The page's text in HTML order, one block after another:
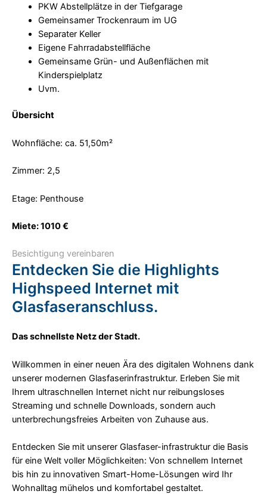
PKW Abstellplätze in der Tiefgarage
Gemeinsamer Trockenraum im UG
Separater Keller
Eigene Fahrradabstellfläche
Gemeinsame Grün- und Außenflächen mit
Kinderspielplatz
Uvm.
Übersicht
Wohnfläche: ca. 51,50m²
Zimmer: 2,5
Etage: Penthouse
Miete: 1010 €
Besichtigung vereinbaren
Entdecken Sie die Highlights
Highspeed Internet mit
Glasfaseranschluss.
Das schnellste Netz der Stadt.
Willkommen in einer neuen Ära des digitalen Wohnens dank
unserer modernen Glasfaserinfrastruktur. Erleben Sie mit
Ihrem ultraschnellen Internet nicht nur reibungsloses
Streaming und schnelle Downloads, sondern auch
unterbrechungsfreies Arbeiten von Zuhause aus.
Entdecken Sie mit unserer Glasfaser-infrastruktur die Basis
für eine Welt voller Möglichkeiten: Von schnellem Internet
bis hin zu innovativen Smart-Home-Lösungen wird Ihr
Wohnalltag mühelos und komfortabel gestaltet.